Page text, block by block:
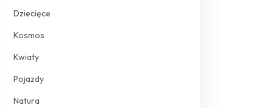
Dziecięce
Kosmos
Kwiaty
Pojazdy
Natura